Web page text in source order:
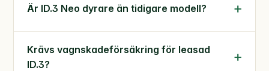
Är ID.3 Neo dyrare än tidigare modell?
Krävs vagnskadeförsäkring för leasad
ID.3?